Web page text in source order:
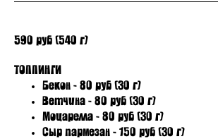
590 руб (540 г)
ТОППИНГИ
Бекон - 80 руб (30 г)
Ветчина - 80 руб (30 г)
Моцарелла - 80 руб (30 г)
Сыр пармезан - 150 руб (30 г)